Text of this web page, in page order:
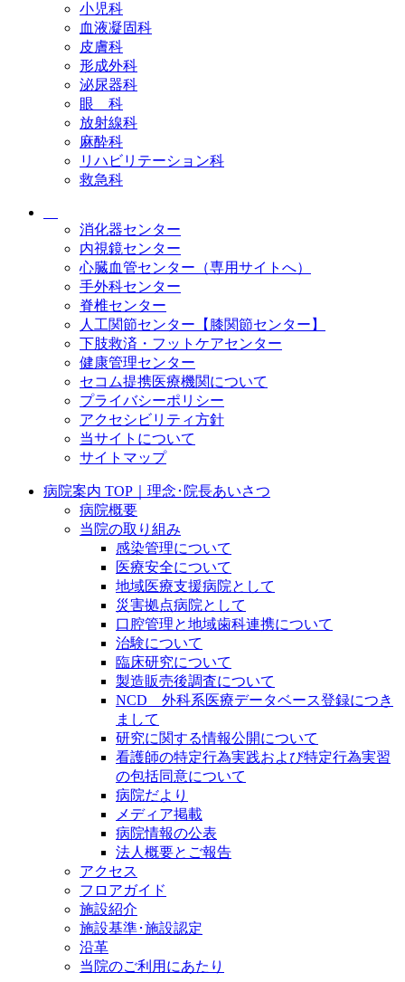
小児科
血液凝固科
皮膚科
形成外科
泌尿器科
眼 科
放射線科
麻酔科
リハビリテーション科
救急科
消化器センター
内視鏡センター
心臓血管センター（専用サイトへ）
手外科センター
脊椎センター
人工関節センター【膝関節センター】
下肢救済・フットケアセンター
健康管理センター
セコム提携医療機関について
プライバシーポリシー
アクセシビリティ方針
当サイトについて
サイトマップ
病院案内 TOP｜理念･院長あいさつ
病院概要
当院の取り組み
感染管理について
医療安全について
地域医療支援病院として
災害拠点病院として
口腔管理と地域歯科連携について
治験について
臨床研究について
製造販売後調査について
NCD 外科系医療データベース登録につき
まして
研究に関する情報公開について
看護師の特定行為実践および特定行為実習
の包括同意について
病院だより
メディア掲載
病院情報の公表
法人概要とご報告
アクセス
フロアガイド
施設紹介
施設基準･施設認定
沿革
当院のご利用にあたり